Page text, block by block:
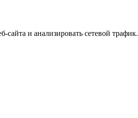
и анализировать сетевой трафик.